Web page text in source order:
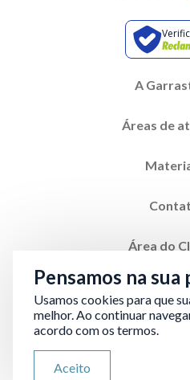
A
Áreas de
Área do
Área restrita
Pensamos na
Usamos cookies para que
melhor. Ao continuar
acordo com os termos.
Aceito